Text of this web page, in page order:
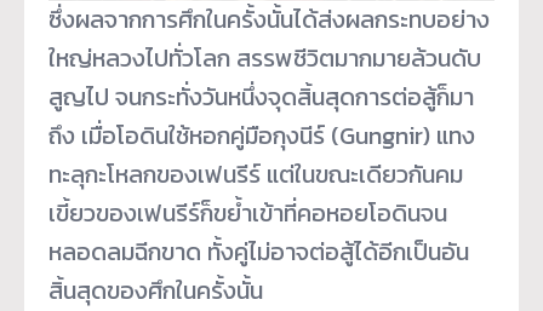
ซึ่งผลจากการศึกในครั้งนั้นได้ส่งผลกระทบอย่าง
ใหญ่หลวงไปทั่วโลก สรรพชีวิตมากมายล้วนดับ
สูญไป จนกระทั่งวันหนึ่งจุดสิ้นสุดการต่อสู้ก็มา
ถึง เมื่อโอดินใช้หอกคู่มือกุงนีร์ (Gungnir) แทง
ทะลุกะโหลกของเฟนรีร์ แต่ในขณะเดียวกันคม
เขี้ยวของเฟนรีร์ก็ขย้ำเข้าที่คอหอยโอดินจน
หลอดลมฉีกขาด ทั้งคู่ไม่อาจต่อสู้ได้อีกเป็นอัน
สิ้นสุดของศึกในครั้งนั้น